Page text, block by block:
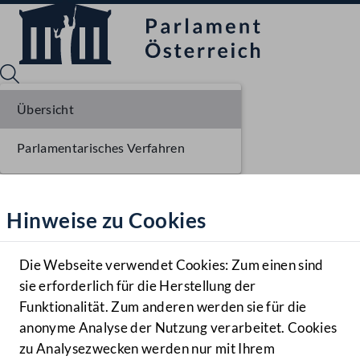
Hilfe
Benutzer
Navigationsmenü öffnen
MENÜ
Hinweise zu Cookies
Die Webseite verwendet Cookies: Zum einen sind
sie erforderlich für die Herstellung der
Funktionalität. Zum anderen werden sie für die
anonyme Analyse der Nutzung verarbeitet. Cookies
zu Analysezwecken werden nur mit Ihrem
Übersicht
Parlamentarisches Verfahren